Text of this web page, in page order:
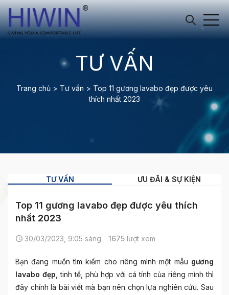
TƯ VẤN
Trang chủ > Tư vấn > Top 11 gương lavabo đẹp được yêu
thích nhất 2023
TƯ VẤN ƯU ĐÃI & SỰ KIỆN
Top 11 gương lavabo đẹp được yêu thích
nhất 2023
30/03/2023, 9:05 sáng 1675 lượt xem
Bạn đang muốn tìm kiếm cho riêng mình một mẫu gương
lavabo đẹp,tinh tế, phù hợp với cá tính của riêng mình thì
đây chính là bài viết mà bạn nên chọn lựa nghiên cứu. Sau